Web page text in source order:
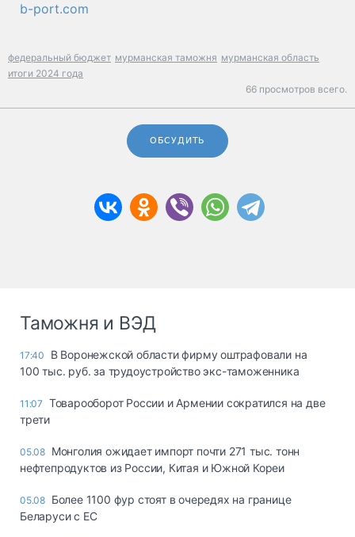
b-port.com
федеральный бюджет мурманская таможня мурманская область
итоги 2024 года
66 просмотров всего.
ОБСУДИТЬ
Таможня и ВЭД
17:40
В Воронежской области фирму оштрафовали на
100 тыс. руб. за трудоустройство экс-таможенника
11:07 Товарооборот России и Армении сократился на две
трети
05.08 Монголия ожидает импорт почти 271 тыс. тонн
нефтепродуктов из России, Китая и Южной Кореи
05.08 Более 1100 фур стоят в очередях на границе
Беларуси с ЕС